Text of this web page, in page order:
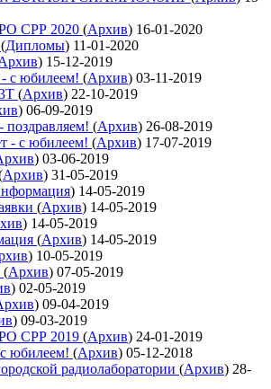
СРР 2020 (Архив) 16-01-2020
(Дипломы) 11-01-2020
) 15-12-2019
с юбилеем! (Архив) 03-11-2019
(Архив) 22-10-2019
) 06-09-2019
поздравляем! (Архив) 26-08-2019
- с юбилеем! (Архив) 17-07-2019
) 03-06-2019
Архив) 31-05-2019
) 14-05-2019
(Архив) 14-05-2019
) 14-05-2019
(Архив) 14-05-2019
) 10-05-2019
(Архив) 07-05-2019
) 02-05-2019
) 09-04-2019
) 09-03-2019
СРР 2019 (Архив) 24-01-2019
юбилеем! (Архив) 05-12-2018
радиолаборатории (Архив) 28-